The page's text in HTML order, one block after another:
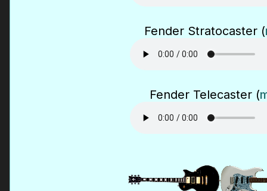
Fender Stratocaster (
Fender Telecaster (